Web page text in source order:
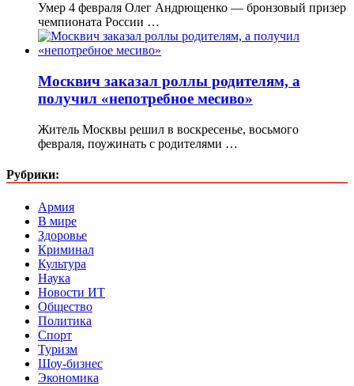
Умер 4 февраля Олег Андрющенко — бронзовый призер
чемпионата России …
Москвич заказал роллы родителям, а
получил «непотребное месиво»
Житель Москвы решил в воскресенье, восьмого
февраля, поужинать с родителями …
Рубрики:
Армия
В мире
Здоровье
Криминал
Культура
Наука
Новости ИТ
Общество
Политика
Спорт
Туризм
Шоу-бизнес
Экономика